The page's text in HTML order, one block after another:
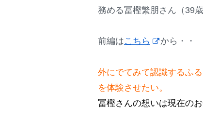
務める冨樫繁朋さん（39
前編はこちら から・・
外にでてみて認識するふ
を体験させたい。
冨樫さんの想いは現在の